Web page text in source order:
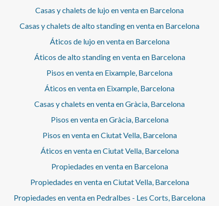
aplicación el índice estatal de referencia de precios de
alquiler. Cédula de habitabilidad: CHB06081521*** Se
omiten los últimos tres dígitos para preservar el uso
correcto de la información; el número completo está
disponible bajo solicitud de los interesados.
Casas y chalets de lujo en venta en Barcelona
Casas y chalets de alto standing en venta en Barcelona
Áticos de lujo en venta en Barcelona
Áticos de alto standing en venta en Barcelona
Pisos en venta en Eixample, Barcelona
Áticos en venta en Eixample, Barcelona
Casas y chalets en venta en Gràcia, Barcelona
Pisos en venta en Gràcia, Barcelona
Pisos en venta en Ciutat Vella, Barcelona
Áticos en venta en Ciutat Vella, Barcelona
Propiedades en venta en Barcelona
Propiedades en venta en Ciutat Vella, Barcelona
Propiedades en venta en Pedralbes - Les Corts, Barcelona